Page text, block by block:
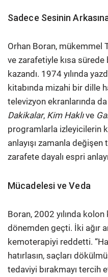
Sadece Sesinin
Orhan Boran, mükemmel
ve zarafetiyle kısa
kazandı. 1974 yılında
kitabında mizahi bir dille
televizyon ekranlarında
Dakikalar, Kim Haklıve
programlarla izleyicilerin
anlayışı zamanla
zarafete dayalı espri
Mücadelesi ve Veda
Boran, 2002 yılında
dönemden geçti. İki ağır
kemoterapiyi reddetti.
hatırlasın, saçları
tedaviyi bırakmayı tercih